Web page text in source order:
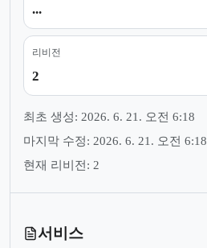
...
리비전
2
최초 생성: 2026. 6. 21. 오전 6:18
마지막 수정: 2026. 6. 21. 오전 6:18
현재 리비전: 2
서비스